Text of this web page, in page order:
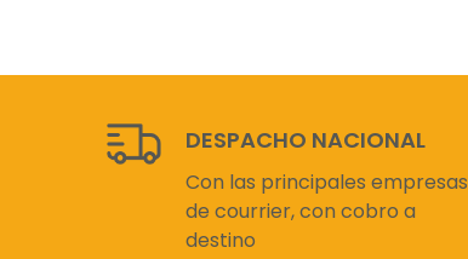
DESPACHO NACIONAL
Con las principales empresas
de courrier, con cobro a
destino